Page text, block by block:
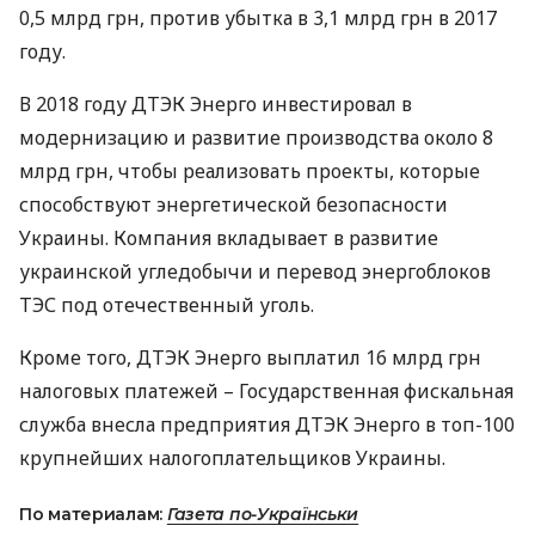
0,5 млрд грн, против убытка в 3,1 млрд грн в 2017
году.
В 2018 годуДТЭКЭнерго инвестировал в
модернизацию и развитие производства около 8
млрд грн, чтобы реализовать проекты, которые
способствуют энергетической безопасности
Украины. Компания вкладывает в развитие
украинской угледобычи и перевод энергоблоков
ТЭС под отечественный уголь.
Кроме того, ДТЭКЭнерго выплатил 16 млрд грн
налоговых платежей – Государственная фискальная
служба внесла предприятияДТЭКЭнерго в топ-100
крупнейших налогоплательщиков Украины.
По материалам: Газета по-Українськи